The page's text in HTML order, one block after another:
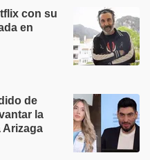
con su
en
de
la
Arizaga